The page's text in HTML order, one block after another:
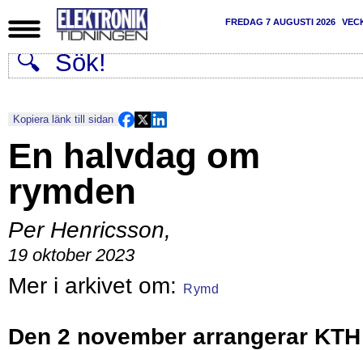
FREDAG 7 AUGUSTI 2026
Kopiera länk till sidan
En halvdag om
rymden
Per Henricsson,
19 oktober 2023
Rymd
Den 2 november arrangerar KTH